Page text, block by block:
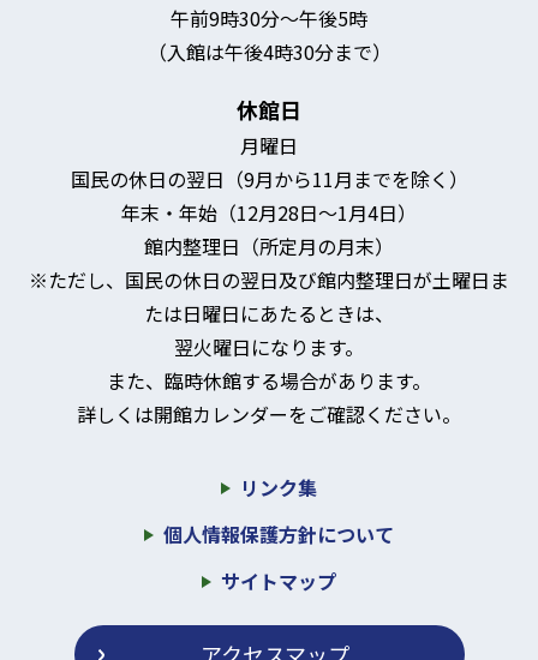
午前9時30分～午後5時
（入館は午後4時30分まで）
休館日
月曜日
国民の休日の翌日（9月から11月までを除く）
年末・年始（12月28日～1月4日）
館内整理日（所定月の月末）
※ただし、国民の休日の翌日及び館内整理日が土曜日ま
たは日曜日にあたるときは、
翌火曜日になります。
また、臨時休館する場合があります。
詳しくは開館カレンダーをご確認ください。
リンク集
個人情報保護方針について
サイトマップ